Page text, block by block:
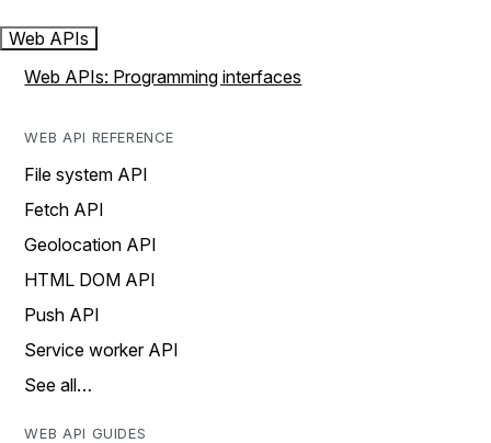
Web APIs
Web APIs: Programming interfaces
WEB API REFERENCE
File system API
Fetch API
Geolocation API
HTML DOM API
Push API
Service worker API
See all…
WEB API GUIDES